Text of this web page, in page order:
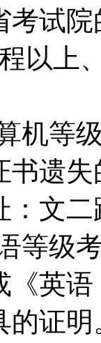
考试
以上
机等
书遗
：文
等级
《英
证